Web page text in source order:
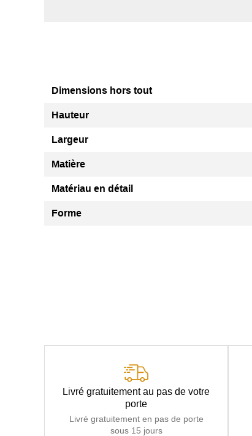
Dimensions hors tout
Hauteur
Largeur
Matière
Matériau en détail
Forme
Livré gratuitement au pas de votre
porte
Livré gratuitement en pas de porte
sous 15 jours